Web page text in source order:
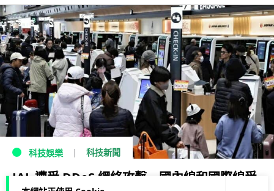
科技娛樂 科技新聞
JAL 遭受 DDoS 網絡攻擊 國內線和國際線受